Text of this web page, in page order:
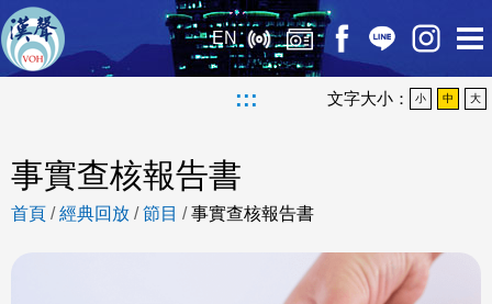
EN
::: 文字大小： 小 中 大
事實查核報告書
首頁 /經典回放 /節目 /事實查核報告書